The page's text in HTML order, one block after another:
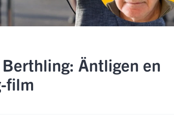
Äntligen en
film